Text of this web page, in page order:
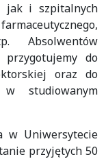
jak i szpitalnych
Absolwentów
przygotujemy do
oraz do
studiowanym
w Uniwersytecie
przyjętych 50